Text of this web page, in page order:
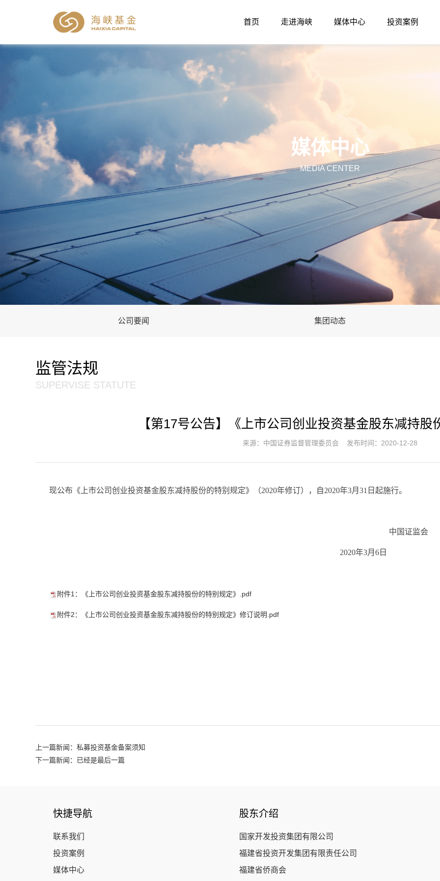
首页 走进海峡 媒体中心 投资案例
媒体中心
MEDIA CENTER
公司要闻 集团动态
监管法规
SUPERVISE STATUTE
【第17号公告】《上市公司创业投资基金股东减持股
来源：中国证券监督管理委员会 发布时间：2020-12-28
现公布《上市公司创业投资基金股东减持股份的特别规定》（2020年修订），自2020年3月31日起施行。
中国证监会
2020年3月6日
附件1：《上市公司创业投资基金股东减持股份的特别规定》.pdf
附件2：《上市公司创业投资基金股东减持股份的特别规定》修订说明.pdf
上一篇新闻：私募投资基金备案须知
下一篇新闻：已经是最后一篇
快捷导航
联系我们
投资案例
媒体中心
股东介绍
国家开发投资集团有限公司
福建省投资开发集团有限责任公司
福建省侨商会